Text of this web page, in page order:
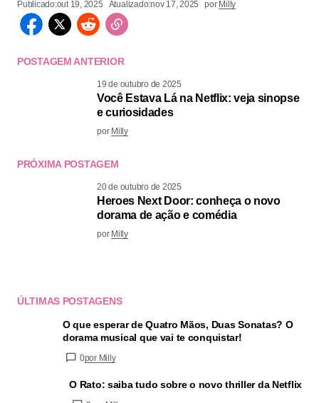
Publicado:out 19, 2025 Atualizado:nov 17, 2025 por Milly
POSTAGEM ANTERIOR
19 de outubro de 2025
Você Estava Lá na Netflix: veja sinopse
e curiosidades
por Milly
PRÓXIMA POSTAGEM
20 de outubro de 2025
Heroes Next Door: conheça o novo
dorama de ação e comédia
por Milly
ÚLTIMAS POSTAGENS
O que esperar de Quatro Mãos, Duas Sonatas? O
dorama musical que vai te conquistar!
0por Milly
O Rato: saiba tudo sobre o novo thriller da Netflix